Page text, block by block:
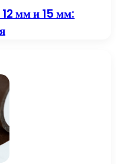
мм и 15 мм: